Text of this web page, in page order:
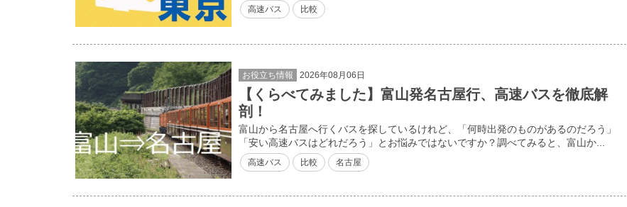
高速バス 比較
お役立ち情報 2026年08月06日
【くらべてみました】富山発名古屋行、高速バスを徹底解
剖！
富山から名古屋へ行くバスを探しているけれど、「何時出発のものがあるのだろう」
「安い高速バスはどれだろう」とお悩みではないですか？調べてみると、富山か...
高速バス 比較 名古屋